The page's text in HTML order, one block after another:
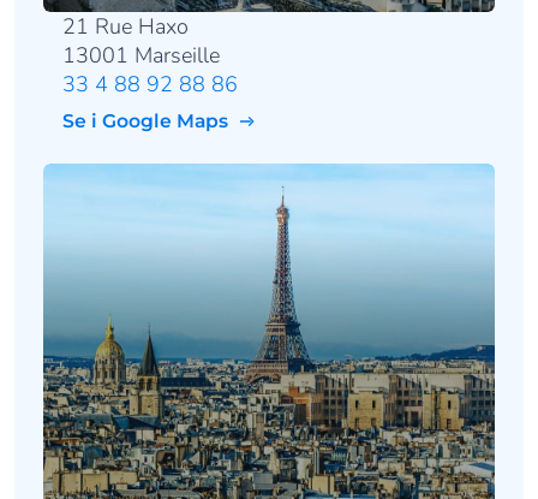
21 Rue Haxo
13001 Marseille
33 4 88 92 88 86
Se i Google Maps